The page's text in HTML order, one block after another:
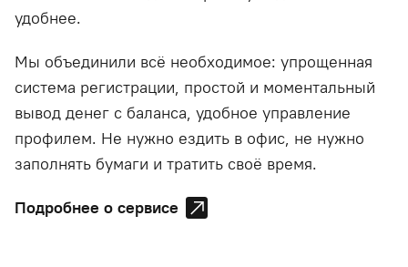
удобнее.
Мы объединили всё необходимое: упрощенная
система регистрации, простой и моментальный
вывод денег с баланса, удобное управление
профилем. Не нужно ездить в офис, не нужно
заполнять бумаги и тратить своё время.
Подробнее о сервисе